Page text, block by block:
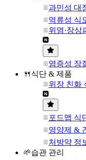
과민성 대
역류성 식
위염·장상
염증성 장
🍴식단 & 제품
위장 친화
포드맵 식
영양제 &
처방약 정
🌱습관 관리